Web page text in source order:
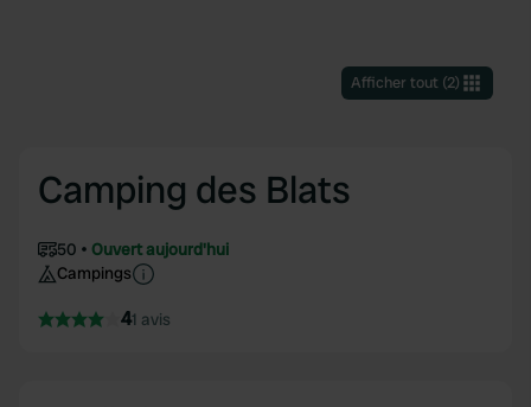
Afficher tout(2)
Camping des Blats
50
Ouvert aujourd'hui
Campings
41 avis